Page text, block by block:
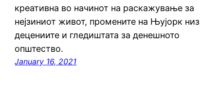
креативна во начинот на раскажување за
нејзиниот живот, промените на Њујорк низ
децениите и гледиштата за денешното
општество.
January 16, 2021